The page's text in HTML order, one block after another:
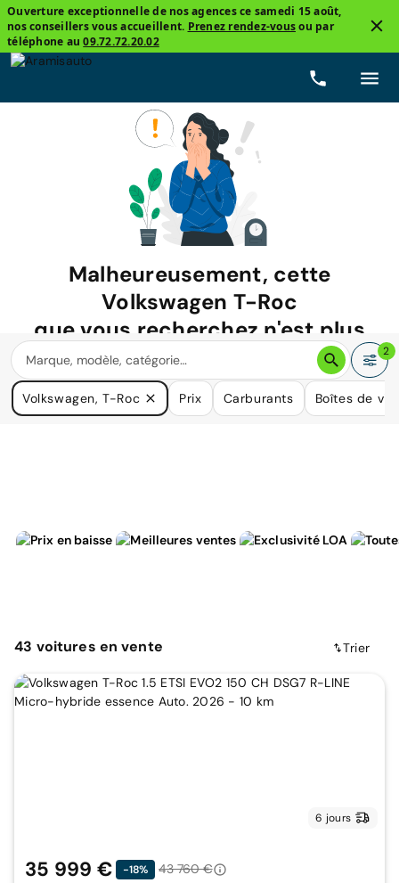
Ouverture exceptionnelle de nos agences ce samedi 15 août,
nos conseillers vous accueillent. Prenez rendez-vousou par
téléphone au09.72.72.20.02
Malheureusement, cette
Volkswagen T-Roc
que vous recherchez n'est plus
disponible.
Nous avons de nombreuses voitures qui pourraient répondre
à vos besoins.
2
Volkswagen, T-Roc Prix Carburants Boîtes de
43 voitures en vente Trier
6 jours
35 999 € -18%
43 760 €